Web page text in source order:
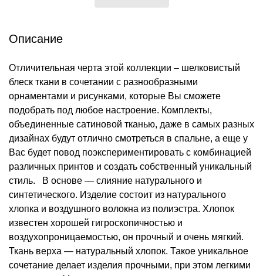
Описание
Отличительная черта этой коллекции – шелковистый
блеск ткани в сочетании с разнообразными
орнаментами и рисунками, которые Вы сможете
подобрать под любое настроение. Комплекты,
объединенные сатиновой тканью, даже в самых разных
дизайнах будут отлично смотреться в спальне, а еще у
Вас будет повод поэкспериментировать с комбинацией
различных принтов и создать собственный уникальный
стиль. В основе — слияние натурального и
синтетического. Изделие состоит из натурального
хлопка и воздушного волокна из полиэстра. Хлопок
известен хорошей гигроскопичностью и
воздухопроницаемостью, он прочный и очень мягкий.
Ткань верха — натуральный хлопок. Такое уникальное
сочетание делает изделия прочными, при этом легкими